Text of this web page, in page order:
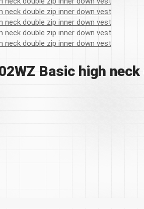
Basic high